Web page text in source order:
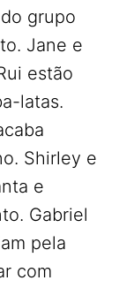
grupo
Jane e
estão
latas.
Shirley e
e
Gabriel
pela
com